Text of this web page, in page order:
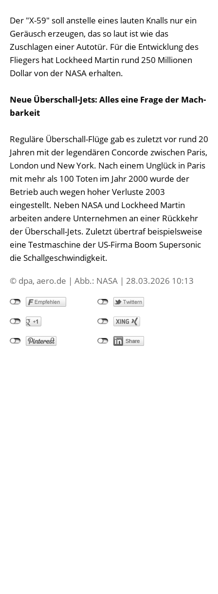
Der "X-59" soll anstelle eines lauten Knalls nur ein
Geräusch erzeugen, das so laut ist wie das
Zuschlagen einer Autotür. Für die Entwicklung des
Fliegers hat Lockheed Martin rund 250 Millionen
Dollar von der NASA erhalten.
Neue Überschall-Jets: Alles eine Frage der Mach-
barkeit
Reguläre Überschall-Flüge gab es zuletzt vor rund 20
Jahren mit der legendären Concorde zwischen Paris,
London und New York. Nach einem Unglück in Paris
mit mehr als 100 Toten im Jahr 2000 wurde der
Betrieb auch wegen hoher Verluste 2003
eingestellt. Neben NASA und Lockheed Martin
arbeiten andere Unternehmen an einer Rückkehr
der Überschall-Jets. Zuletzt übertraf beispielsweise
eine Testmaschine der US-Firma Boom Supersonic
die Schallgeschwindigkeit.
© dpa, aero.de | Abb.: NASA | 28.03.2026 10:13